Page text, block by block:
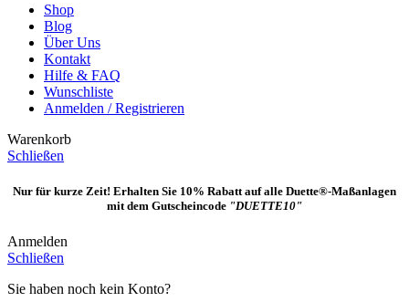
Shop
Blog
Über Uns
Kontakt
Hilfe & FAQ
Wunschliste
Anmelden / Registrieren
Warenkorb
Schließen
Nur für kurze Zeit! Erhalten Sie 10% Rabatt auf alle Duette®-Maßanlagen
mit dem Gutscheincode "DUETTE10"
Anmelden
Schließen
Sie haben noch kein Konto?